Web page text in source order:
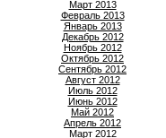
Март 2013
Февраль 2013
Январь 2013
Декабрь 2012
Ноябрь 2012
Октябрь 2012
Сентябрь 2012
Август 2012
Июль 2012
Июнь 2012
Май 2012
Апрель 2012
Март 2012